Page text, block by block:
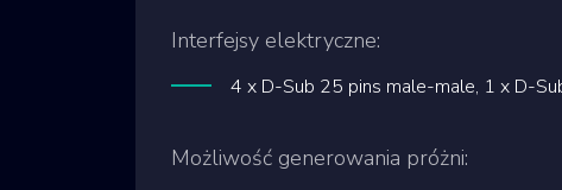
Interfejsy elektryczne:
4 x D-Sub 25 pins male-male, 1 x D-
Możliwość generowania próżni: